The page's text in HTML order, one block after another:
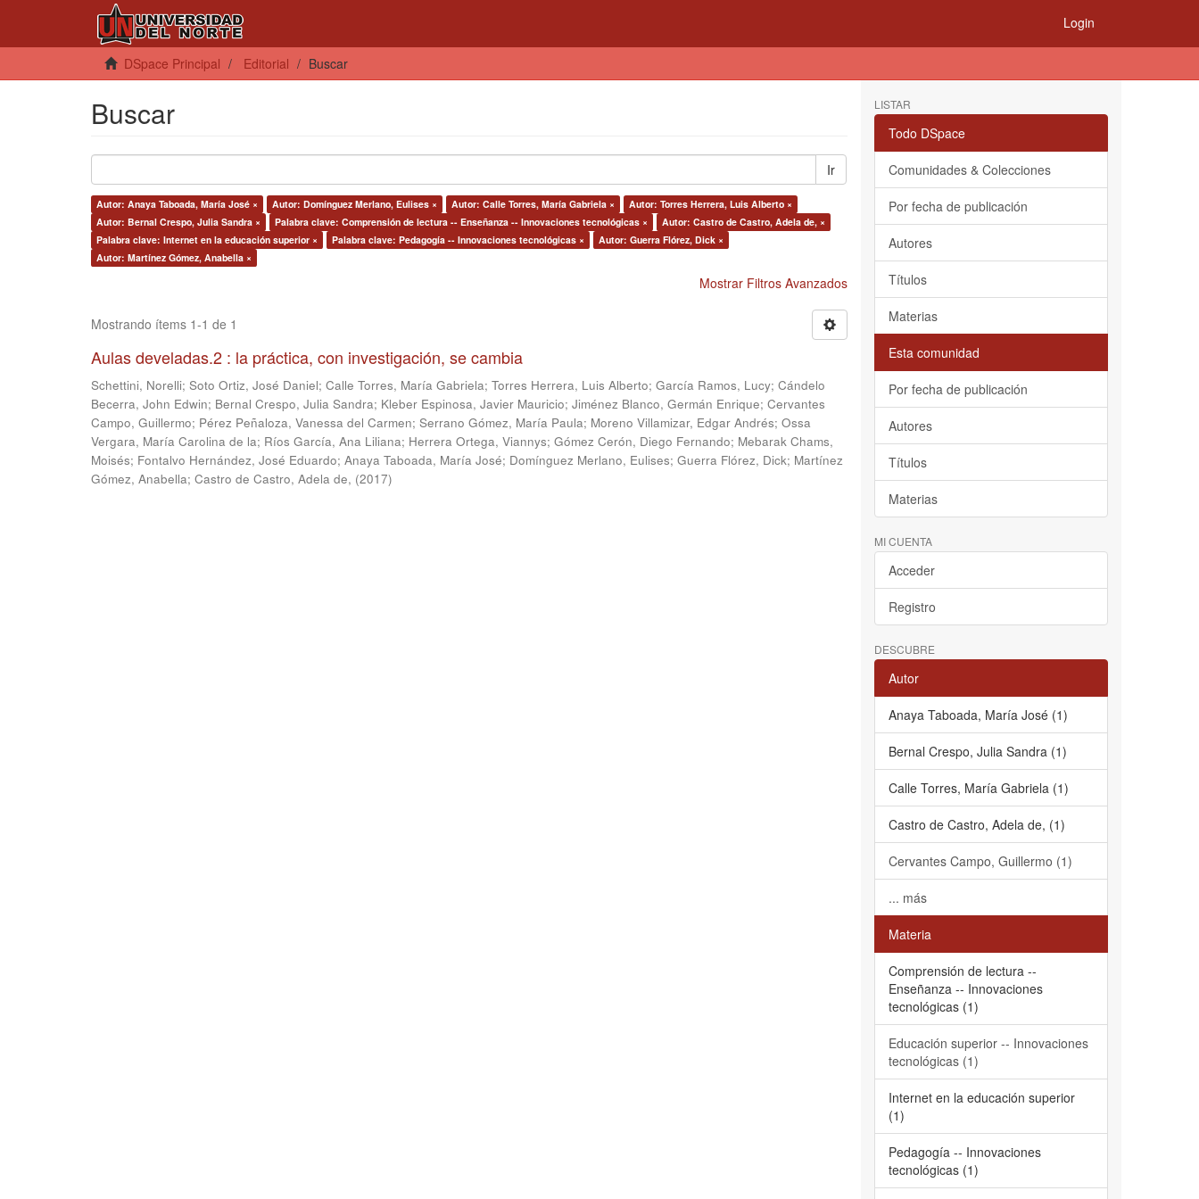
Login
DSpace Principal Editorial Buscar
Buscar
Ir
Autor: Anaya Taboada, María José × Autor: Domínguez Merlano, Eulises × Autor: Calle Torres, María Gabriela ×
Autor: Torres Herrera, Luis Alberto ×
Autor: Bernal Crespo, Julia Sandra ×
Palabra clave: Comprensión de lectura -- Enseñanza -- Innovaciones tecnológicas ×
Autor: Castro de Castro, Adela de, ×
Palabra clave: Internet en la educación superior ×
Palabra clave: Pedagogía -- Innovaciones tecnológicas ×
Autor: Guerra Flórez, Dick ×
Autor: Martínez Gómez, Anabella ×
Mostrar Filtros Avanzados
Mostrando ítems 1-1 de 1
Aulas develadas.2 : la práctica, con investigación, se cambia
Schettini, Norelli; Soto Ortiz, José Daniel; Calle Torres, María Gabriela; Torres Herrera, Luis Alberto; García Ramos, Lucy; Cándelo
Becerra, John Edwin; Bernal Crespo, Julia Sandra; Kleber Espinosa, Javier Mauricio; Jiménez Blanco, Germán Enrique; Cervantes
Campo, Guillermo; Pérez Peñaloza, Vanessa del Carmen; Serrano Gómez, María Paula; Moreno Villamizar, Edgar Andrés; Ossa
Vergara, María Carolina de la; Ríos García, Ana Liliana; Herrera Ortega, Viannys; Gómez Cerón, Diego Fernando; Mebarak Chams,
Moisés; Fontalvo Hernández, José Eduardo; Anaya Taboada, María José; Domínguez Merlano, Eulises; Guerra Flórez, Dick; Martínez
Gómez, Anabella; Castro de Castro, Adela de, (2017)
LISTAR
Todo DSpace
Comunidades & Colecciones
Por fecha de publicación
Autores
Títulos
Materias
Esta comunidad
Por fecha de publicación
Autores
Títulos
Materias
MI CUENTA
Acceder
Registro
DESCUBRE
Autor
Anaya Taboada, María José (1)
Bernal Crespo, Julia Sandra (1)
Calle Torres, María Gabriela (1)
Castro de Castro, Adela de, (1)
Cervantes Campo, Guillermo (1)
... más
Materia
Comprensión de lectura --
Enseñanza -- Innovaciones
tecnológicas (1)
Educación superior -- Innovaciones
tecnológicas (1)
Internet en la educación superior
(1)
Pedagogía -- Innovaciones
tecnológicas (1)